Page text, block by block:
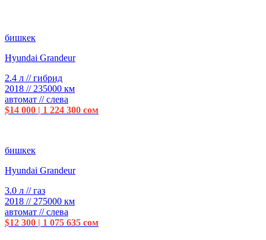
бишкек
Hyundai Grandeur
2.4 л // гибрид
2018 // 235000 км
автомат // слева
$14 000 | 1 224 300 сом
бишкек
Hyundai Grandeur
3.0 л // газ
2018 // 275000 км
автомат // слева
$12 300 | 1 075 635 сом